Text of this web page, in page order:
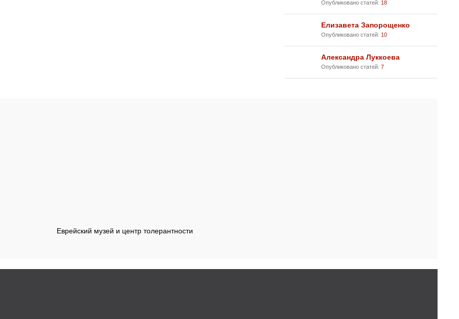
Опубликовано статей: 18
Елизавета Запорощенко
Опубликовано статей: 10
Александра Луккоева
Опубликовано статей: 7
Еврейский музей и центр толерантности